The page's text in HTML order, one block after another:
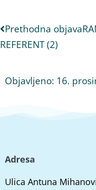
Prethodna objava
REFERENT (2)
Objavljeno: 16.
Adresa
Ulica Antuna